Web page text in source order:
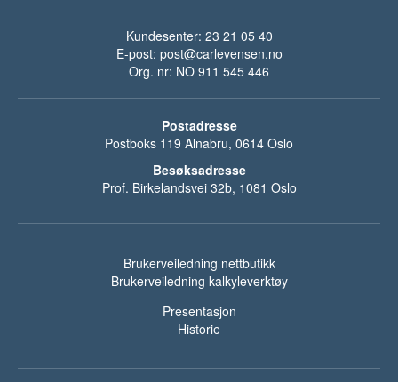
Kundesenter: 23 21 05 40
E-post: post@carlevensen.no
Org. nr: NO 911 545 446
Postadresse
Postboks 119 Alnabru, 0614 Oslo
Besøksadresse
Prof. Birkelandsvei 32b, 1081 Oslo
Brukerveiledning nettbutikk
Brukerveiledning kalkyleverktøy
Presentasjon
Historie